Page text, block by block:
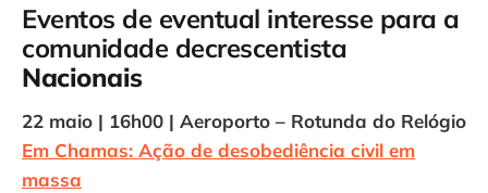
Eventos de eventual interesse para a
comunidade decrescentista
Nacionais
22 maio | 16h00 | Aeroporto – Rotunda do Relógio
Em Chamas: Ação de desobediência civil em
massa